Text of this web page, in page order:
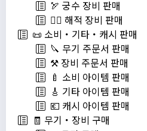
🏹 궁수 장비 판매
🏴‍☠️ 해적 장비 판매
📜 소비・기타・캐시 판매
🔪 무기 주문서 판매
⚒️ 장비 주문서 판매
🍼 소비 아이템 판매
🎸 기타 아이템 판매
💶 캐시 아이템 판매
🧾 무기・장비 구매